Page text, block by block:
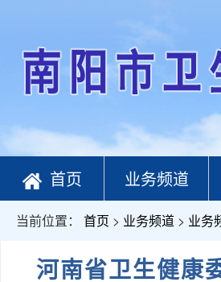
首页 业务频道
当前位置： 首页 > 业务频道 > 业务
河南省卫生健康